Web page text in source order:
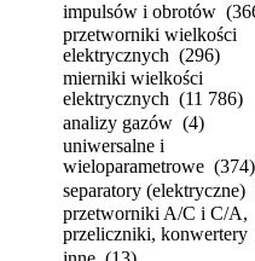
impulsów i obrotów
przetworniki wielkości
elektrycznych (296)
mierniki wielkości
elektrycznych (11 786)
analizy gazów (4)
uniwersalne i
wieloparametrowe (374)
separatory (elektryczne)
przetworniki A/C i C/A,
przeliczniki, konwertery